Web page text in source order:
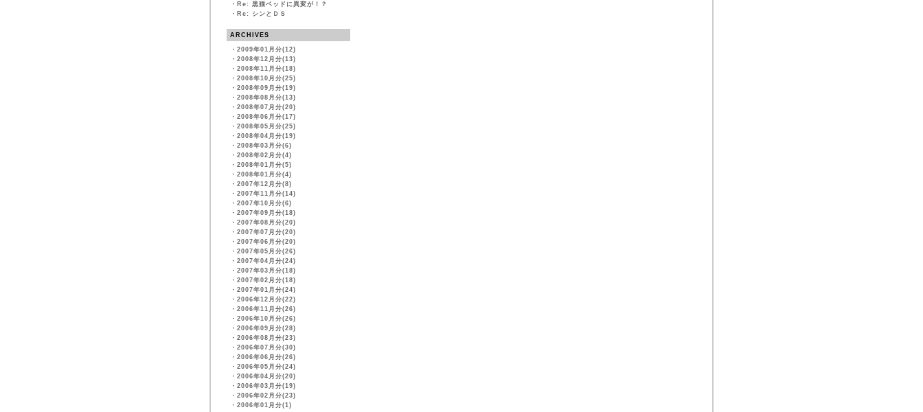
・ Re: 黒猫ベッドに異変が！？
・ Re: シンとＤＳ
ARCHIVES
・ 2009年01月分(12)
・ 2008年12月分(13)
・ 2008年11月分(18)
・ 2008年10月分(25)
・ 2008年09月分(19)
・ 2008年08月分(13)
・ 2008年07月分(20)
・ 2008年06月分(17)
・ 2008年05月分(25)
・ 2008年04月分(19)
・ 2008年03月分(6)
・ 2008年02月分(4)
・ 2008年01月分(5)
・ 2008年01月分(4)
・ 2007年12月分(8)
・ 2007年11月分(14)
・ 2007年10月分(6)
・ 2007年09月分(18)
・ 2007年08月分(20)
・ 2007年07月分(20)
・ 2007年06月分(20)
・ 2007年05月分(26)
・ 2007年04月分(24)
・ 2007年03月分(18)
・ 2007年02月分(18)
・ 2007年01月分(24)
・ 2006年12月分(22)
・ 2006年11月分(26)
・ 2006年10月分(26)
・ 2006年09月分(28)
・ 2006年08月分(23)
・ 2006年07月分(30)
・ 2006年06月分(26)
・ 2006年05月分(24)
・ 2006年04月分(20)
・ 2006年03月分(19)
・ 2006年02月分(23)
・ 2006年01月分(1)